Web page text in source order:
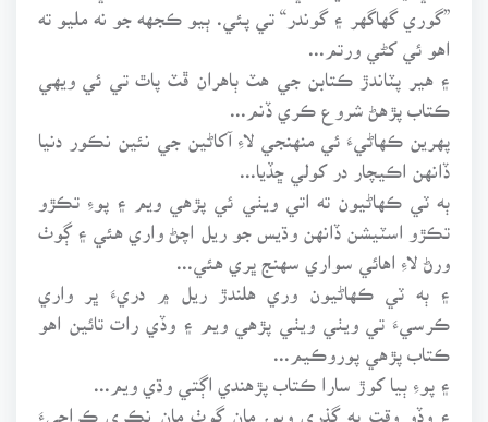
”گوري گهاگهر ۽ گوندر“ تي پئي. ٻيو ڪجهه جو نه مليو ته
اهو ئي کڻي ورتم...
۽ هير پٽاندڙ ڪتابن جي هٽ ٻاهران ڦٽ پاٿ تي ئي ويهي
ڪتاب پڙهڻ شروع ڪري ڏنم...
پهرين ڪهاڻيءَ ئي منهنجي لاءِ آکاڻين جي نئين نڪور دنيا
ڏانهن اڪيچار در کولي ڇڏيا...
ٻه ٽي ڪهاڻيون ته اتي ويٺي ئي پڙهي ويم ۽ پوءِ تڪڙو
تڪڙو اسٽيشن ڏانهن وڌيس جو ريل اچڻ واري هئي ۽ ڳوٺ
ورڻ لاءِ اهائي سواري سهنج ڀري هئي...
۽ ٻه ٽي ڪهاڻيون وري هلندڙ ريل ۾ دريءَ ڀر واري
ڪرسيءَ تي ويٺي ويٺي پڙهي ويم ۽ وڏي رات تائين اهو
ڪتاب پڙهي پوروڪيم...
۽ پوءِ ٻيا کوڙ سارا ڪتاب پڙهندي اڳتي وڌي ويم...
۽ وڏو وقت به گذري ويو، مان ڳوٺ مان نڪري ڪراچيءَ